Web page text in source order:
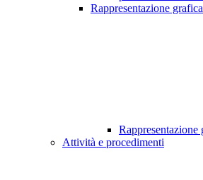
Rappresentazione grafica
Rappresentazione
Attività e procedimenti